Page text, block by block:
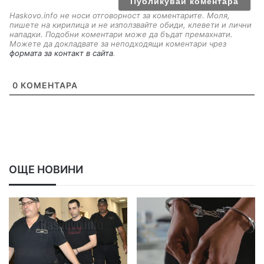
Haskovo.info не носи отговорност за коментарите. Моля,
пишете на кирилица и не използвайте обиди, клевети и лични
нападки. Подобни коментари може да бъдат премахнати.
Можете да докладвате за неподходящи коментари чрез
формата за контакт в сайта.
0 КОМЕНТАРА
ОЩЕ НОВИНИ